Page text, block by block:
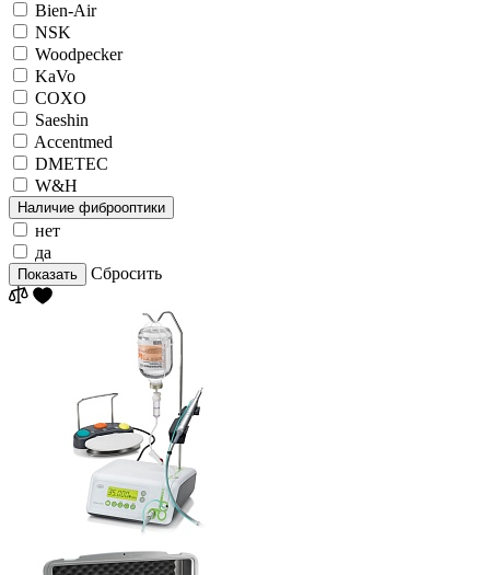
Bien-Air
NSK
Woodpecker
KaVo
COXO
Saeshin
Accentmed
DMETEC
W&H
Наличие фиброоптики
нет
да
Показать Сбросить